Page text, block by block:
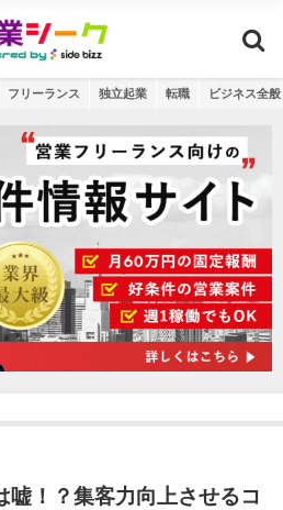
フリーランス 独立起業 転職 ビジネス全般
嘘！？集客力向上させるコ